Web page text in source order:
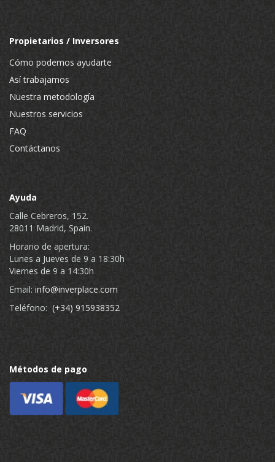
Propietarios / Inversores
Cómo podemos ayudarte
Así trabajamos
Nuestra metodología
Nuestros servicios
FAQ
Contáctanos
Ayuda
Calle Cebreros, 152.
28011 Madrid, Spain.
Horario de apertura:
Lunes a Jueves de 9 a 18:30h
Viernes de 9 a 14:30h
Email: info@inverplace.com
Teléfono: (+34) 915938352
Métodos de pago